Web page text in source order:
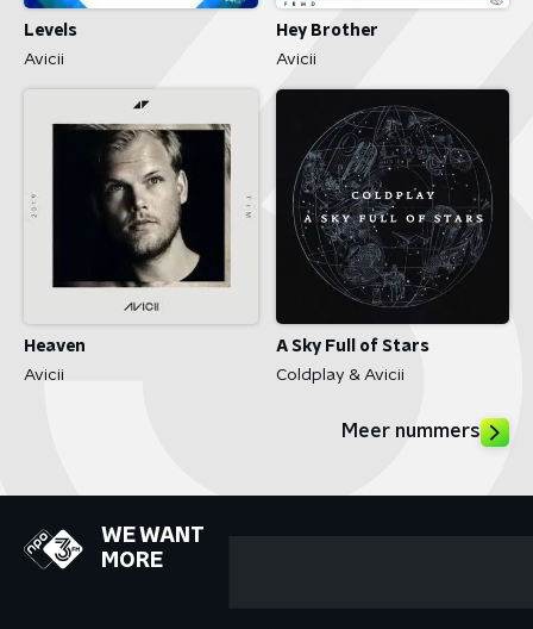
Levels
Avicii
Hey Brother
Avicii
Heaven
Avicii
A Sky Full of Stars
Coldplay & Avicii
Meer nummers
WE WANT
MORE